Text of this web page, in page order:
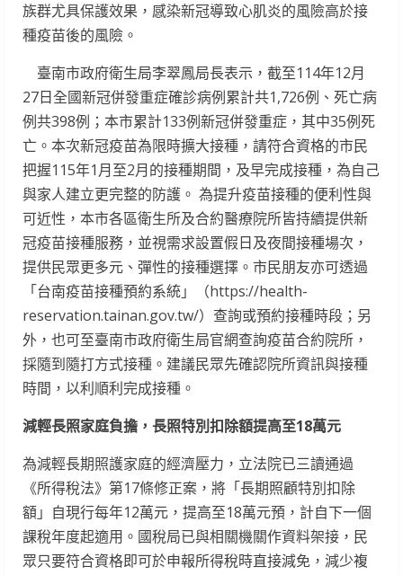
族群尤具保護效果，感染新冠導致心肌炎的風險高於接
種疫苗後的風險。
臺南市政府衛生局李翠鳳局長表示，截至114年12月
27日全國新冠併發重症確診病例累計共1,726例、死亡病
例共398例；本市累計133例新冠併發重症，其中35例死
亡。本次新冠疫苗為限時擴大接種，請符合資格的市民
把握115年1月至2月的接種期間，及早完成接種，為自己
與家人建立更完整的防護。 為提升疫苗接種的便利性與
可近性，本市各區衛生所及合約醫療院所皆持續提供新
冠疫苗接種服務，並視需求設置假日及夜間接種場次，
提供民眾更多元、彈性的接種選擇。市民朋友亦可透過
「台南疫苗接種預約系統」（https://health-
reservation.tainan.gov.tw/）查詢或預約接種時段；另
外，也可至臺南市政府衛生局官網查詢疫苗合約院所，
採隨到隨打方式接種。建議民眾先確認院所資訊與接種
時間，以利順利完成接種。
減輕長照家庭負擔，長照特別扣除額提高至18萬元
為減輕長期照護家庭的經濟壓力，立法院已三讀通過
《所得稅法》第17條修正案，將「長期照顧特別扣除
額」自現行每年12萬元，提高至18萬元預，計自下一個
課稅年度起適用。國稅局已與相關機關作資料架接，民
眾只要符合資格即可於申報所得稅時直接減免，減少複